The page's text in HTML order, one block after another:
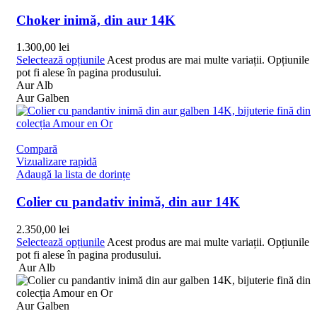
Choker inimă, din aur 14K
1.300,00 lei
Selectează opțiunileAcest produs are mai multe variații. Opțiunile
pot fi alese în pagina produsului.
Aur Alb
Aur Galben
Compară
Vizualizare rapidă
Adaugă la lista de dorințe
Colier cu pandativ inimă, din aur 14K
2.350,00 lei
Selectează opțiunile Acest produs are mai multe variații. Opțiunile
pot fi alese în pagina produsului.
Aur Alb
Aur Galben